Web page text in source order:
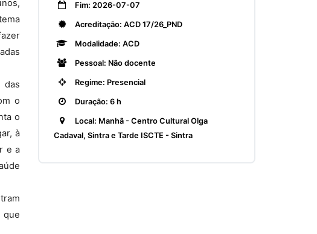
das
o
o
à
e a
que
Fim: 2026-07-07
Acreditação: ACD 17/26_PND
Modalidade: ACD
Pessoal: Não docente
Regime: Presencial
Duração: 6 h
Local: Manhã - Centro Cultural Olga
Cadaval, Sintra e Tarde ISCTE - Sintra